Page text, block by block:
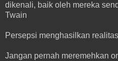
dikenali, baik oleh mereka
Twain
Persepsi menghasilkan realitas
Jangan pernah meremehkan